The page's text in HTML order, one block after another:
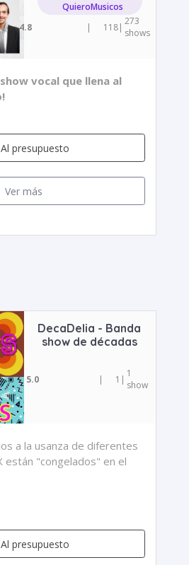
QuieroMusicos
4.8
| 118| 273
shows
vocal que llena al
Al presupuesto
Ver más
DecaDelia - Banda
show de décadas
5.0 | 1 | 1
show
a la usanza de diferentes
están "congelados" en el
Al presupuesto